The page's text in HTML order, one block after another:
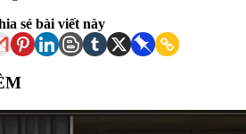
sẻ bài viết này